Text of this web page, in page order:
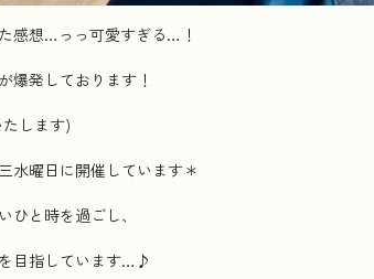
感想…っっ可愛すぎる…！
爆発しております！
します)
曜日に開催しています＊
ひと時を過ごし、
目指しています…♪